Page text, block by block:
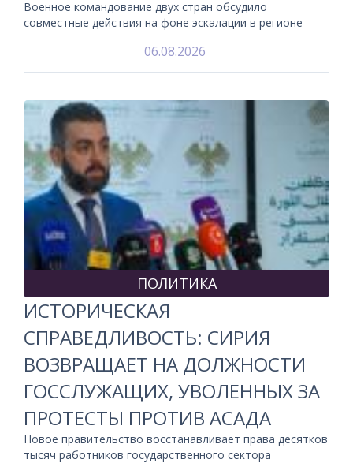
Военное командование двух стран обсудило
совместные действия на фоне эскалации в регионе
06.08.2026
ПОЛИТИКА
ИСТОРИЧЕСКАЯ
СПРАВЕДЛИВОСТЬ: СИРИЯ
ВОЗВРАЩАЕТ НА ДОЛЖНОСТИ
ГОССЛУЖАЩИХ, УВОЛЕННЫХ ЗА
ПРОТЕСТЫ ПРОТИВ АСАДА
Новое правительство восстанавливает права десятков
тысяч работников государственного сектора